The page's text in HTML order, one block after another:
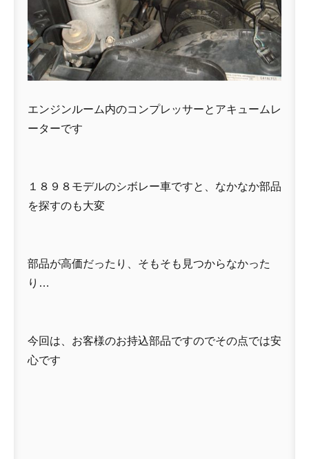
エンジンルーム内のコンプレッサーとアキュームレ
ーターです
１８９８モデルのシボレー車ですと、なかなか部品
を探すのも大変
部品が高価だったり、そもそも見つからなかった
り…
今回は、お客様のお持込部品ですのでその点では安
心です